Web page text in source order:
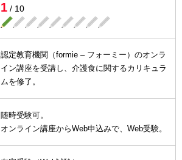
1 / 10
認定教育機関（formie – フォーミー）のオンラ
イン講座を受講し、介護食に関するカリキュラ
ムを修了。
随時受験可。
オンライン講座からWeb申込みで、Web受験。